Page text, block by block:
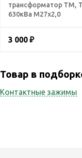
трансформатор ТМ,
630кВа М27х2,0
3 000 ₽
Товар в
Контактные зажимы